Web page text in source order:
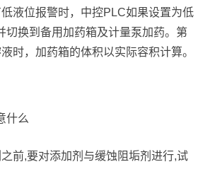
液位报警时，中控PLC如果设置为低
切换到备用加药箱及计量泵加药。第
时，加药箱的体积以实际容积计算。
什么
前,要对添加剂与缓蚀阻垢剂进行,试